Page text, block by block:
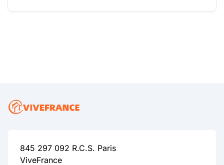
845 297 092 R.C.S. Paris
ViveFrance